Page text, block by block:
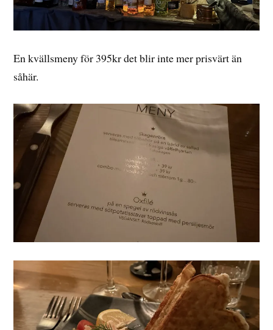
En kvällsmeny för 395kr det blir inte mer prisvärt än
såhär.